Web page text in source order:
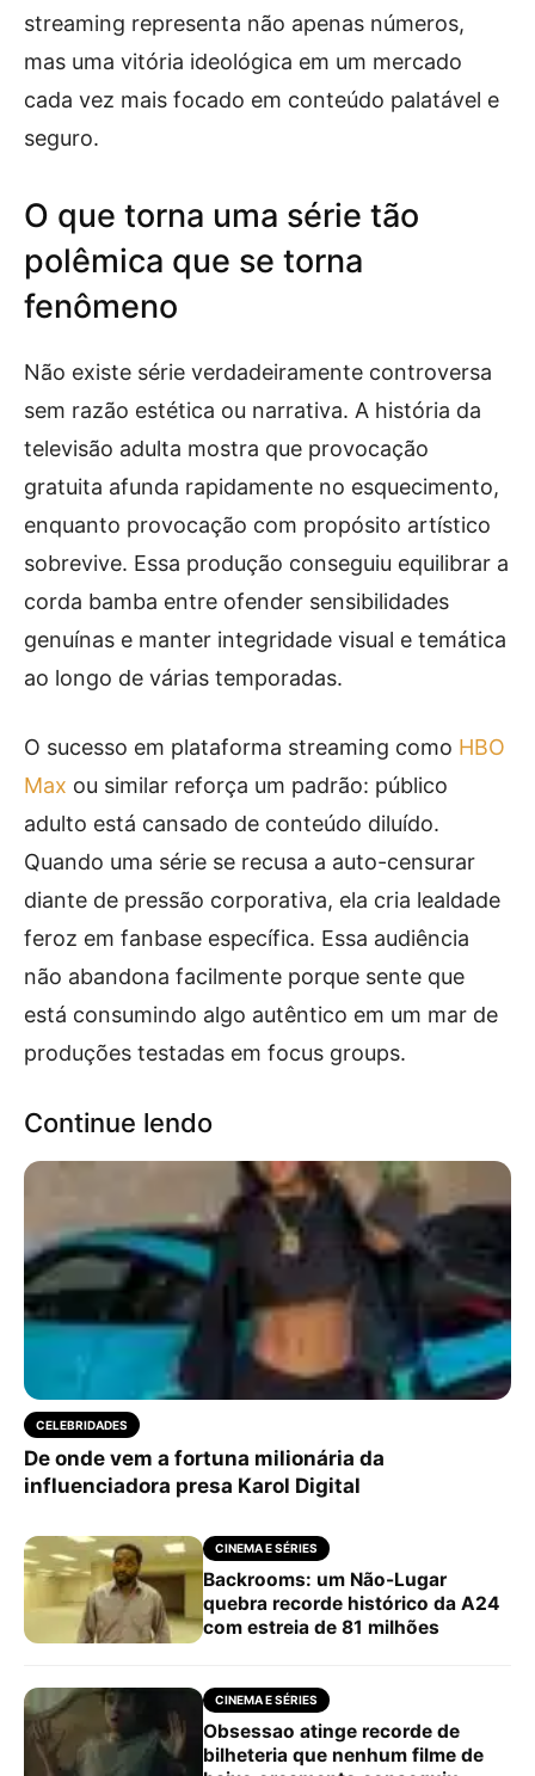
streaming representa não apenas números,
mas uma vitória ideológica em um mercado
cada vez mais focado em conteúdo palatável e
seguro.
O que torna uma série tão
polêmica que se torna
fenômeno
Não existe série verdadeiramente controversa
sem razão estética ou narrativa. A história da
televisão adulta mostra que provocação
gratuita afunda rapidamente no esquecimento,
enquanto provocação com propósito artístico
sobrevive. Essa produção conseguiu equilibrar a
corda bamba entre ofender sensibilidades
genuínas e manter integridade visual e temática
ao longo de várias temporadas.
O sucesso em plataforma streaming como HBO
Max ou similar reforça um padrão: público
adulto está cansado de conteúdo diluído.
Quando uma série se recusa a auto-censurar
diante de pressão corporativa, ela cria lealdade
feroz em fanbase específica. Essa audiência
não abandona facilmente porque sente que
está consumindo algo autêntico em um mar de
produções testadas em focus groups.
Continue lendo
CELEBRIDADES
De onde vem a fortuna milionária da
influenciadora presa Karol Digital
CINEMA E SÉRIES
Backrooms: um Não-Lugar
quebra recorde histórico da A24
com estreia de 81 milhões
CINEMA E SÉRIES
Obsessao atinge recorde de
bilheteria que nenhum filme de